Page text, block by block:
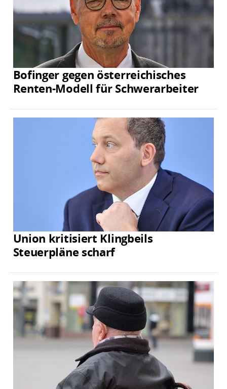
Bofinger gegen österreichisches
Renten-Modell für Schwerarbeiter
Union kritisiert Klingbeils
Steuerpläne scharf